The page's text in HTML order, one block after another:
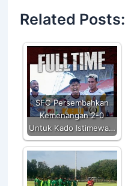
at
s
A
p
p
c
e
b
o
o
k
itt
er
ai
l
Related Posts:
SFC Persembahkan
Kemenangan 2-0
Untuk Kado Istimewa…